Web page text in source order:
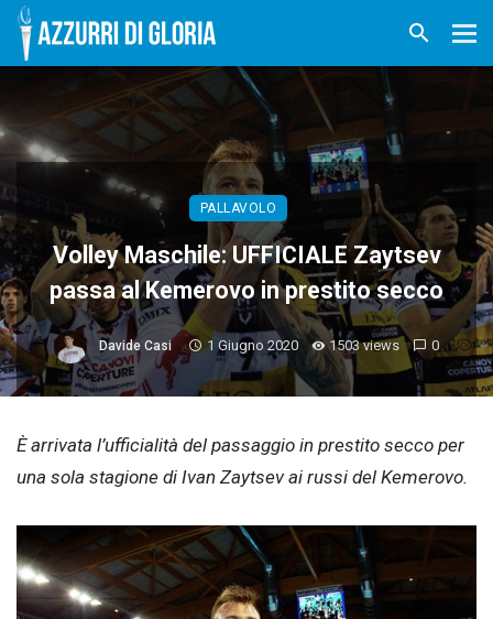
PALLAVOLO
Volley Maschile: UFFICIALE Zaytsev
passa al Kemerovo in prestito secco
Davide Casi 1 Giugno 2020 1503 views 0
È arrivata l’ufficialità del passaggio in prestito secco per
una sola stagione di Ivan Zaytsev ai russi del Kemerovo.